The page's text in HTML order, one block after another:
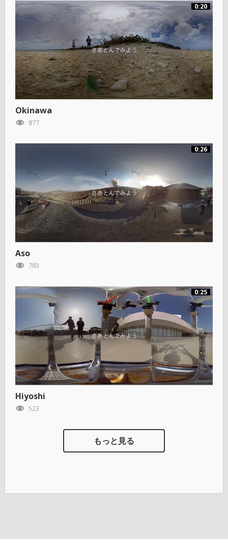
0:20
Okinawa
877
0:26
Aso
783
0:25
Hiyoshi
523
もっと見る